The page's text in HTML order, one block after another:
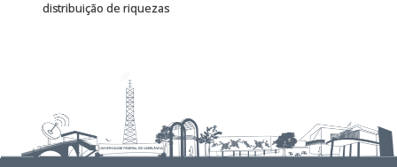
distribuição de riquezas